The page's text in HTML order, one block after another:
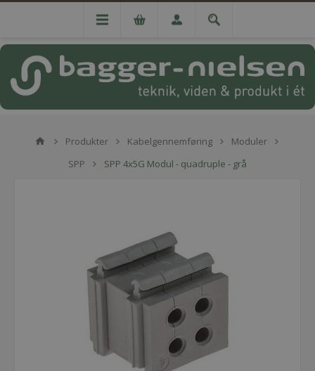
Produkter Kabelgennemføring
Moduler
SPP
SPP 4x5G Modul - quadruple - grå